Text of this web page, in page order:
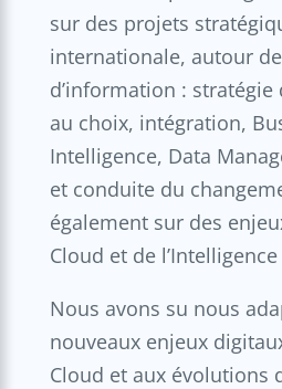
sur des projets
internationale, autour
d’information : stratégie
au choix, intégration,
Intelligence, Data
et conduite du
également sur des
Cloud et de
Nous avons su nous
nouveaux enjeux
Cloud et aux évolutions